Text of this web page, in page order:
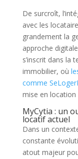
De surcroît,
avec les
grandement la
approche
s’inscrit dans la
immobilier, où
comme
mise en
MyCytia : un
locatif actuel
Dans un
constante
atout majeur